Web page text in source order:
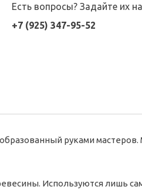
Есть вопросы? Задайте их
+7 (925) 347-95-52
руками
Используются лишь